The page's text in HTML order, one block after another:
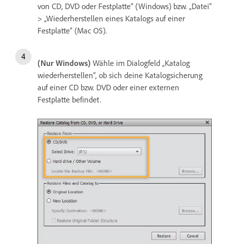
von CD, DVD oder Festplatte“ (Windows) bzw. „Datei“
> „Wiederherstellen eines Katalogs auf einer
Festplatte“ (Mac OS).
(Nur Windows) Wähle im Dialogfeld „Katalog
wiederherstellen“, ob sich deine Katalogsicherung
auf einer CD bzw. DVD oder einer externen
Festplatte befindet.